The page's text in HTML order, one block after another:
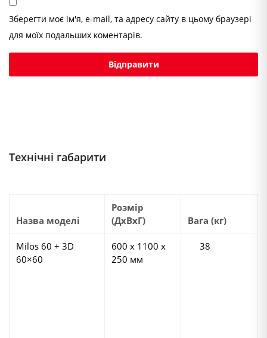
Зберегти моє ім'я, e-mail, та адресу сайту в цьому браузері
для моїх подальших коментарів.
Технічні габарити
Назва моделі
Розмір
(ДхВхГ)
Вага (кг)
Milos 60 + 3D
60×60
600 х 1100 х
250 мм
38